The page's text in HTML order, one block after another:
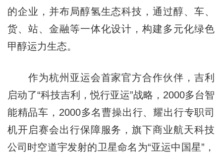
的企业，并布局醇氢生态科技，通过醇、车、
货、站、金融等一体化设计，构建多元化绿色
甲醇运力生态。
作为杭州亚运会首家官方合作伙伴，吉利
启动了“科技吉利，悦行亚运”战略，2000多台智
能精品车，2000多名曹操出行、耀出行专职司
机开启赛会出行保障服务，旗下商业航天科技
公司时空道宇发射的卫星命名为“亚运中国星”，